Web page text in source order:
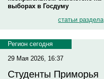
выборах в Госдуму
статьи раздела
Регион сегодня
29 Мая 2026, 16:37
Студенты Приморья